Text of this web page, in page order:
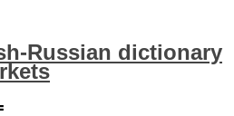
Russian dictionary